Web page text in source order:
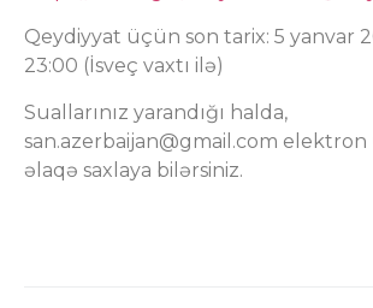
Qeydiyyat üçün son tarix: 5 yanvar
23:00 (İsveç vaxtı ilə)
Suallarınız yarandığı halda,
san.azerbaijan@gmail.com elektron
əlaqə saxlaya bilərsiniz.